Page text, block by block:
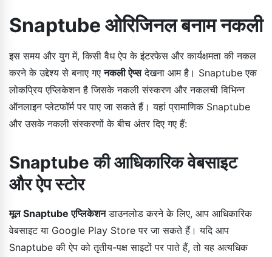
Snaptube ओरिजिनल बनाम नकली
इस समय और युग में, किसी वैध ऐप के इंटरफेस और कार्यक्षमता की नकल
करने के उद्देश्य से बनाए गएनकली ऐप्सदेखना आम है। Snaptube एक
लोकप्रिय एप्लिकेशन है जिसके नकली संस्करण और नकलची विभिन्न
ऑनलाइन प्लेटफॉर्म पर पाए जा सकते हैं। यहां प्रामाणिक Snaptube
और उसके नकली संस्करणों के बीच अंतर दिए गए हैं:
Snaptube की आधिकारिक वेबसाइट
और ऐप स्टोर
मूल Snaptube एप्लिकेशनडाउनलोड करने के लिए, आप आधिकारिक
वेबसाइट या Google Play Store पर जा सकते हैं। यदि आप
Snaptube की ऐप को तृतीय-पक्ष साइटों पर पाते हैं, तो यह अत्यधिक